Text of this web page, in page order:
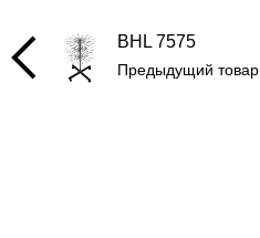
BHL 7575
Предыдущий товар